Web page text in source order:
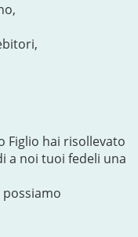
Figlio hai risollevato
a noi tuoi fedeli una